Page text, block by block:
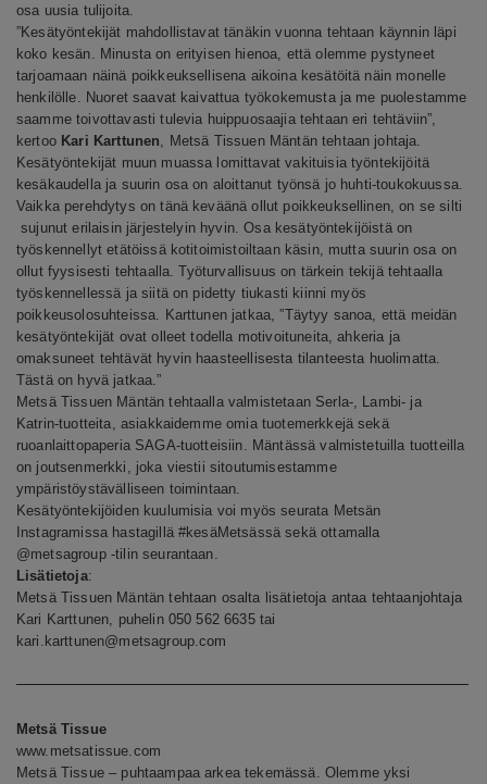
osa uusia tulijoita.
”Kesätyöntekijät mahdollistavat tänäkin vuonna tehtaan käynnin läpi
koko kesän. Minusta on erityisen hienoa, että olemme pystyneet
tarjoamaan näinä poikkeuksellisena aikoina kesätöitä näin monelle
henkilölle. Nuoret saavat kaivattua työkokemusta ja me puolestamme
saamme toivottavasti tulevia huippuosaajia tehtaan eri tehtäviin”,
kertoo Kari Karttunen , Metsä Tissuen Mäntän tehtaan johtaja.
Kesätyöntekijät muun muassa lomittavat vakituisia työntekijöitä
kesäkaudella ja suurin osa on aloittanut työnsä jo huhti-toukokuussa.
Vaikka perehdytys on tänä keväänä ollut poikkeuksellinen, on se silti
sujunut erilaisin järjestelyin hyvin. Osa kesätyöntekijöistä on
työskennellyt etätöissä kotitoimistoiltaan käsin, mutta suurin osa on
ollut fyysisesti tehtaalla. Työturvallisuus on tärkein tekijä tehtaalla
työskennellessä ja siitä on pidetty tiukasti kiinni myös
poikkeusolosuhteissa. Karttunen jatkaa, ”Täytyy sanoa, että meidän
kesätyöntekijät ovat olleet todella motivoituneita, ahkeria ja
omaksuneet tehtävät hyvin haasteellisesta tilanteesta huolimatta.
Tästä on hyvä jatkaa.”
Metsä Tissuen Mäntän tehtaalla valmistetaan Serla-, Lambi- ja
Katrin-tuotteita, asiakkaidemme omia tuotemerkkejä sekä
ruoanlaittopaperia SAGA-tuotteisiin. Mäntässä valmistetuilla tuotteilla
on joutsenmerkki, joka viestii sitoutumisestamme
ympäristöystävälliseen toimintaan.
Kesätyöntekijöiden kuulumisia voi myös seurata Metsän
Instagramissa hastagillä #kesäMetsässä sekä ottamalla
@metsagroup -tilin seurantaan.
Lisätietoja:
Metsä Tissuen Mäntän tehtaan osalta lisätietoja antaa tehtaanjohtaja
Kari Karttunen, puhelin 050 562 6635 tai
kari.karttunen@metsagroup.com
Metsä Tissue
www.metsatissue.com
Metsä Tissue – puhtaampaa arkea tekemässä. Olemme yksi